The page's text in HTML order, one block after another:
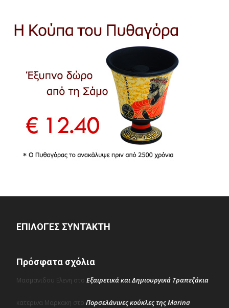
ΕΠΙΛΟΓΈΣ ΣΥΝΤΆΚΤΗ
Πρόσφατα σχόλια
Μασμανιδου Ελενη στο Εξαιρετικά και Δημιουργικά Τραπεζάκια
κατερινα Μαρκακη στο Πορσελάνινες κούκλες της Marina